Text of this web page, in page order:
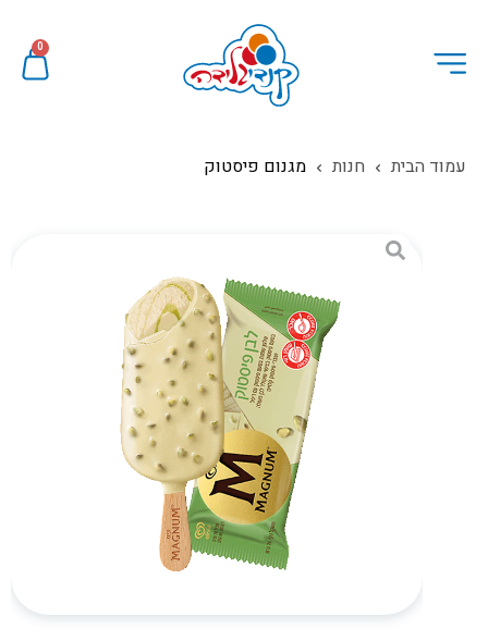
0
עמוד הבית חנות מגנום פיסטוק